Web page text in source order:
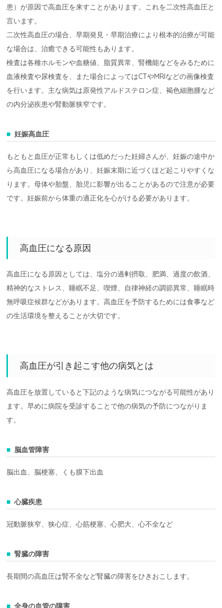
患）が原因で高血圧を来すことがあります。これを二次性高血圧と
言います。
二次性高血圧の場合、早期発見・早期治療により根本的治療が可能
な場合は、治癒できる可能性もあります。
検査は各種ホルモンや血糖値、脂質異常、腎機能などをみるために
血液検査や尿検査を、また場合によってはCTやMRIなどの画像検査
を行います。主な病気は原発性アルドステロン症、褐色細胞腫など
の内分泌疾患や腎動脈狭窄です。
妊娠高血圧
もともと血圧が正常もしくは低めだった妊婦さんが、妊娠の途中か
ら高血圧になる場合があり、妊娠末期に近づくほど起こりやすくな
ります。母体や胎盤、胎児に影響が出ることがあるので注意が必要
です。妊娠前から体重の適正化を心がける必要があります。
高血圧になる原因
高血圧になる原因としては、塩分の過剰摂取、肥満、過度の飲酒、
精神的なストレス、睡眠不足、喫煙、自律神経の調節異常、睡眠時
無呼吸症候群などがあります。高血圧を予防するためには食事など
の生活環境を整えることが大切です。
高血圧が引き起こす他の病気とは
高血圧を放置していると下記のような病気につながる可能性があり
ます。早めに病院を受診することで他の病気の予防につながりま
す。
脳血管障害
脳出血、脳梗塞、くも膜下出血
心臓疾患
冠動脈狭窄、狭心症、心筋梗塞、心肥大、心不全など
腎臓の障害
長期間の高血圧は腎不全など腎臓の障害をひきおこします。
全身の血管の障害